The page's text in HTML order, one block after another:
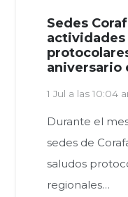
Sedes
actividades
aniversario
1 Jul a las 10:04
Durante el
sedes de
saludos
regionales…